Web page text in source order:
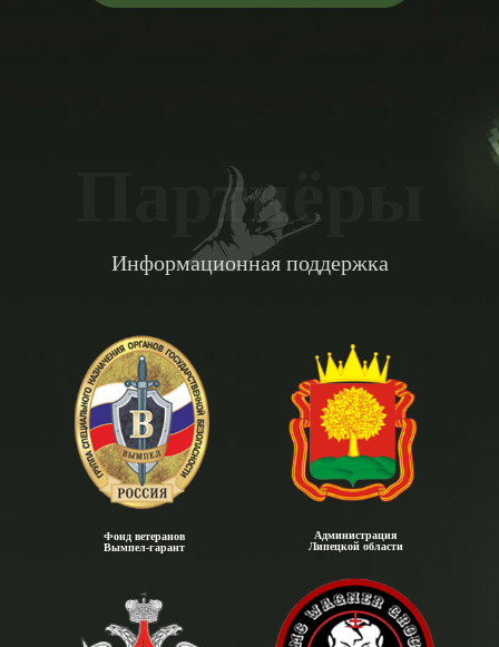
Партнёры
Информационная поддержка
Фонд ветеранов
Вымпел-гарант
Администрация
Липецкой области